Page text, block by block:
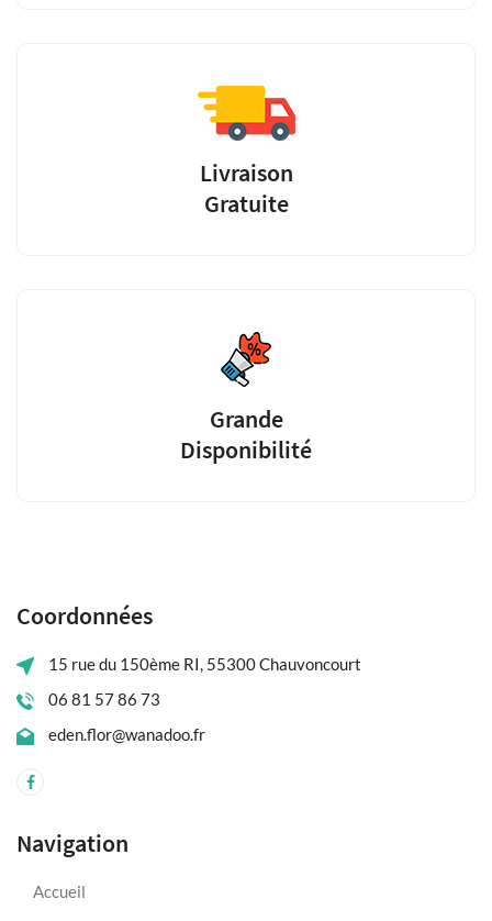
Livraison
Gratuite
Grande
Disponibilité
Coordonnées
15 rue du 150ème RI, 55300 Chauvoncourt
06 81 57 86 73
eden.flor@wanadoo.fr
Navigation
Accueil